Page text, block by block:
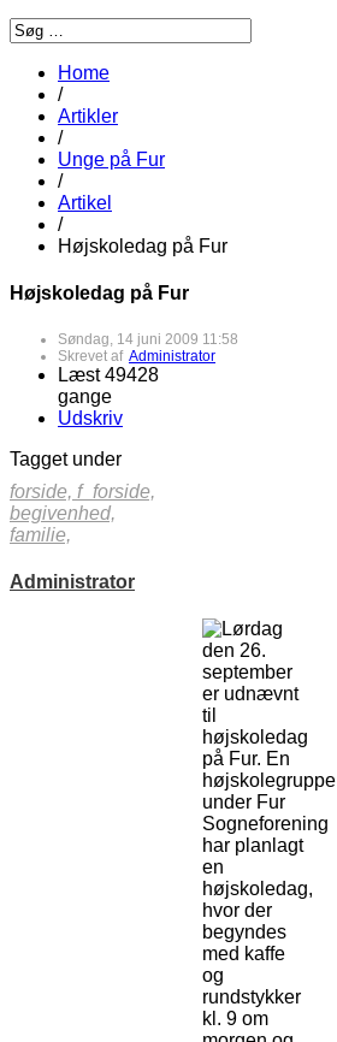
Home
/
Artikler
/
Unge på Fur
/
Artikel
/
Højskoledag på Fur
Højskoledag på Fur
Søndag, 14 juni 2009 11:58
Skrevet af Administrator
Læst 49428
gange
Udskriv
Tagget under
forside, f_forside,
begivenhed,
familie,
Administrator
Lørdag
den 26.
september
er udnævnt
til
højskoledag
på Fur. En
højskolegruppe
under Fur
Sogneforening
har planlagt
en
højskoledag,
hvor der
begyndes
med kaffe
og
rundstykker
kl. 9 om